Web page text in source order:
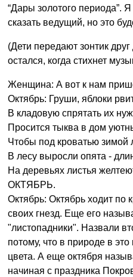
“Дары золотого периода”. Я
сказать ведущий, но это
(Дети передают зонтик друг
остался, когда стихнет
Женщина: А вот к нам
Октябрь: Груши, яблоки
В кладовую спрятать их
Просится тыква в дом
Чтобы под кроватью зимой
В лесу выросли опята -
На деревьях листья
ОКТЯБРЬ.
Октябрь: Октябрь ходит по
своих гнезд. Еще его
"листопадники". Назвали
потому, что в природе в
цвета. А еще октября
начиная с праздника